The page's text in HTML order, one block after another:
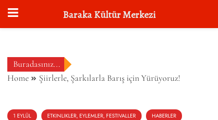
contentBuradasınız...
Home
Şiirlerle, Şarkılarla Barış için Yürüyoruz!
1 EYLÜL ETKINLIKLER, EYLEMLER, FESTIVALLER
HABERLER
Baraka Kültür Merkezi